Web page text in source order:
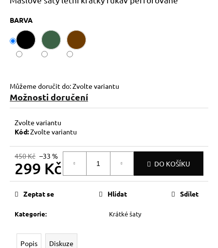
BARVA
Můžeme doručit do:Zvolte variantu
Možnosti doručení
Zvolte variantu
Kód:Zvolte variantu
450 Kč –33 %
299 Kč
Měrná
DO KOŠÍKU
Kategorie: Krátké šaty
Zeptat se Hlídat Sdílet
Popis Diskuze
j
m